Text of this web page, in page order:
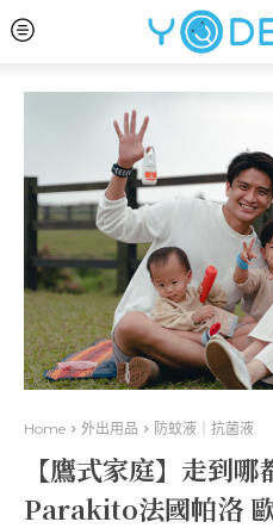
Home 外出用品 防蚊液｜抗菌液
【鷹式家庭】走到
Parakito法國帕洛